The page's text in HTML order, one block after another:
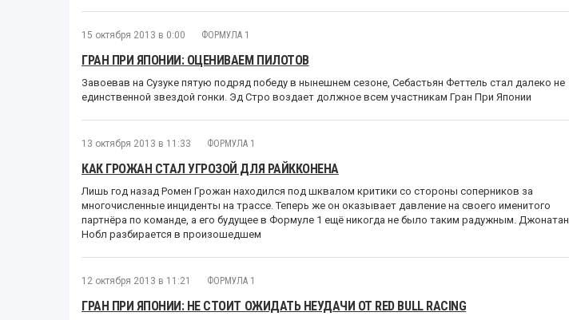
15 октября 2013 в 0:00 ФОРМУЛА 1
ГРАН ПРИ ЯПОНИИ: ОЦЕНИВАЕМ ПИЛОТОВ
Завоевав на Сузуке пятую подряд победу в нынешнем сезоне, Себастьян Феттель стал далеко не
единственной звездой гонки. Эд Стро воздает должное всем участникам Гран При Японии
13 октября 2013 в 11:33 ФОРМУЛА 1
КАК ГРОЖАН СТАЛ УГРОЗОЙ ДЛЯ РАЙККОНЕНА
Лишь год назад Ромен Грожан находился под шквалом критики со стороны соперников за
многочисленные инциденты на трассе. Теперь же он оказывает давление на своего именитого
партнёра по команде, а его будущее в Формуле 1 ещё никогда не было таким радужным. Джонатан
Нобл разбирается в произошедшем
12 октября 2013 в 11:21 ФОРМУЛА 1
ГРАН ПРИ ЯПОНИИ: НЕ СТОИТ ОЖИДАТЬ НЕУДАЧИ ОТ RED BULL RACING